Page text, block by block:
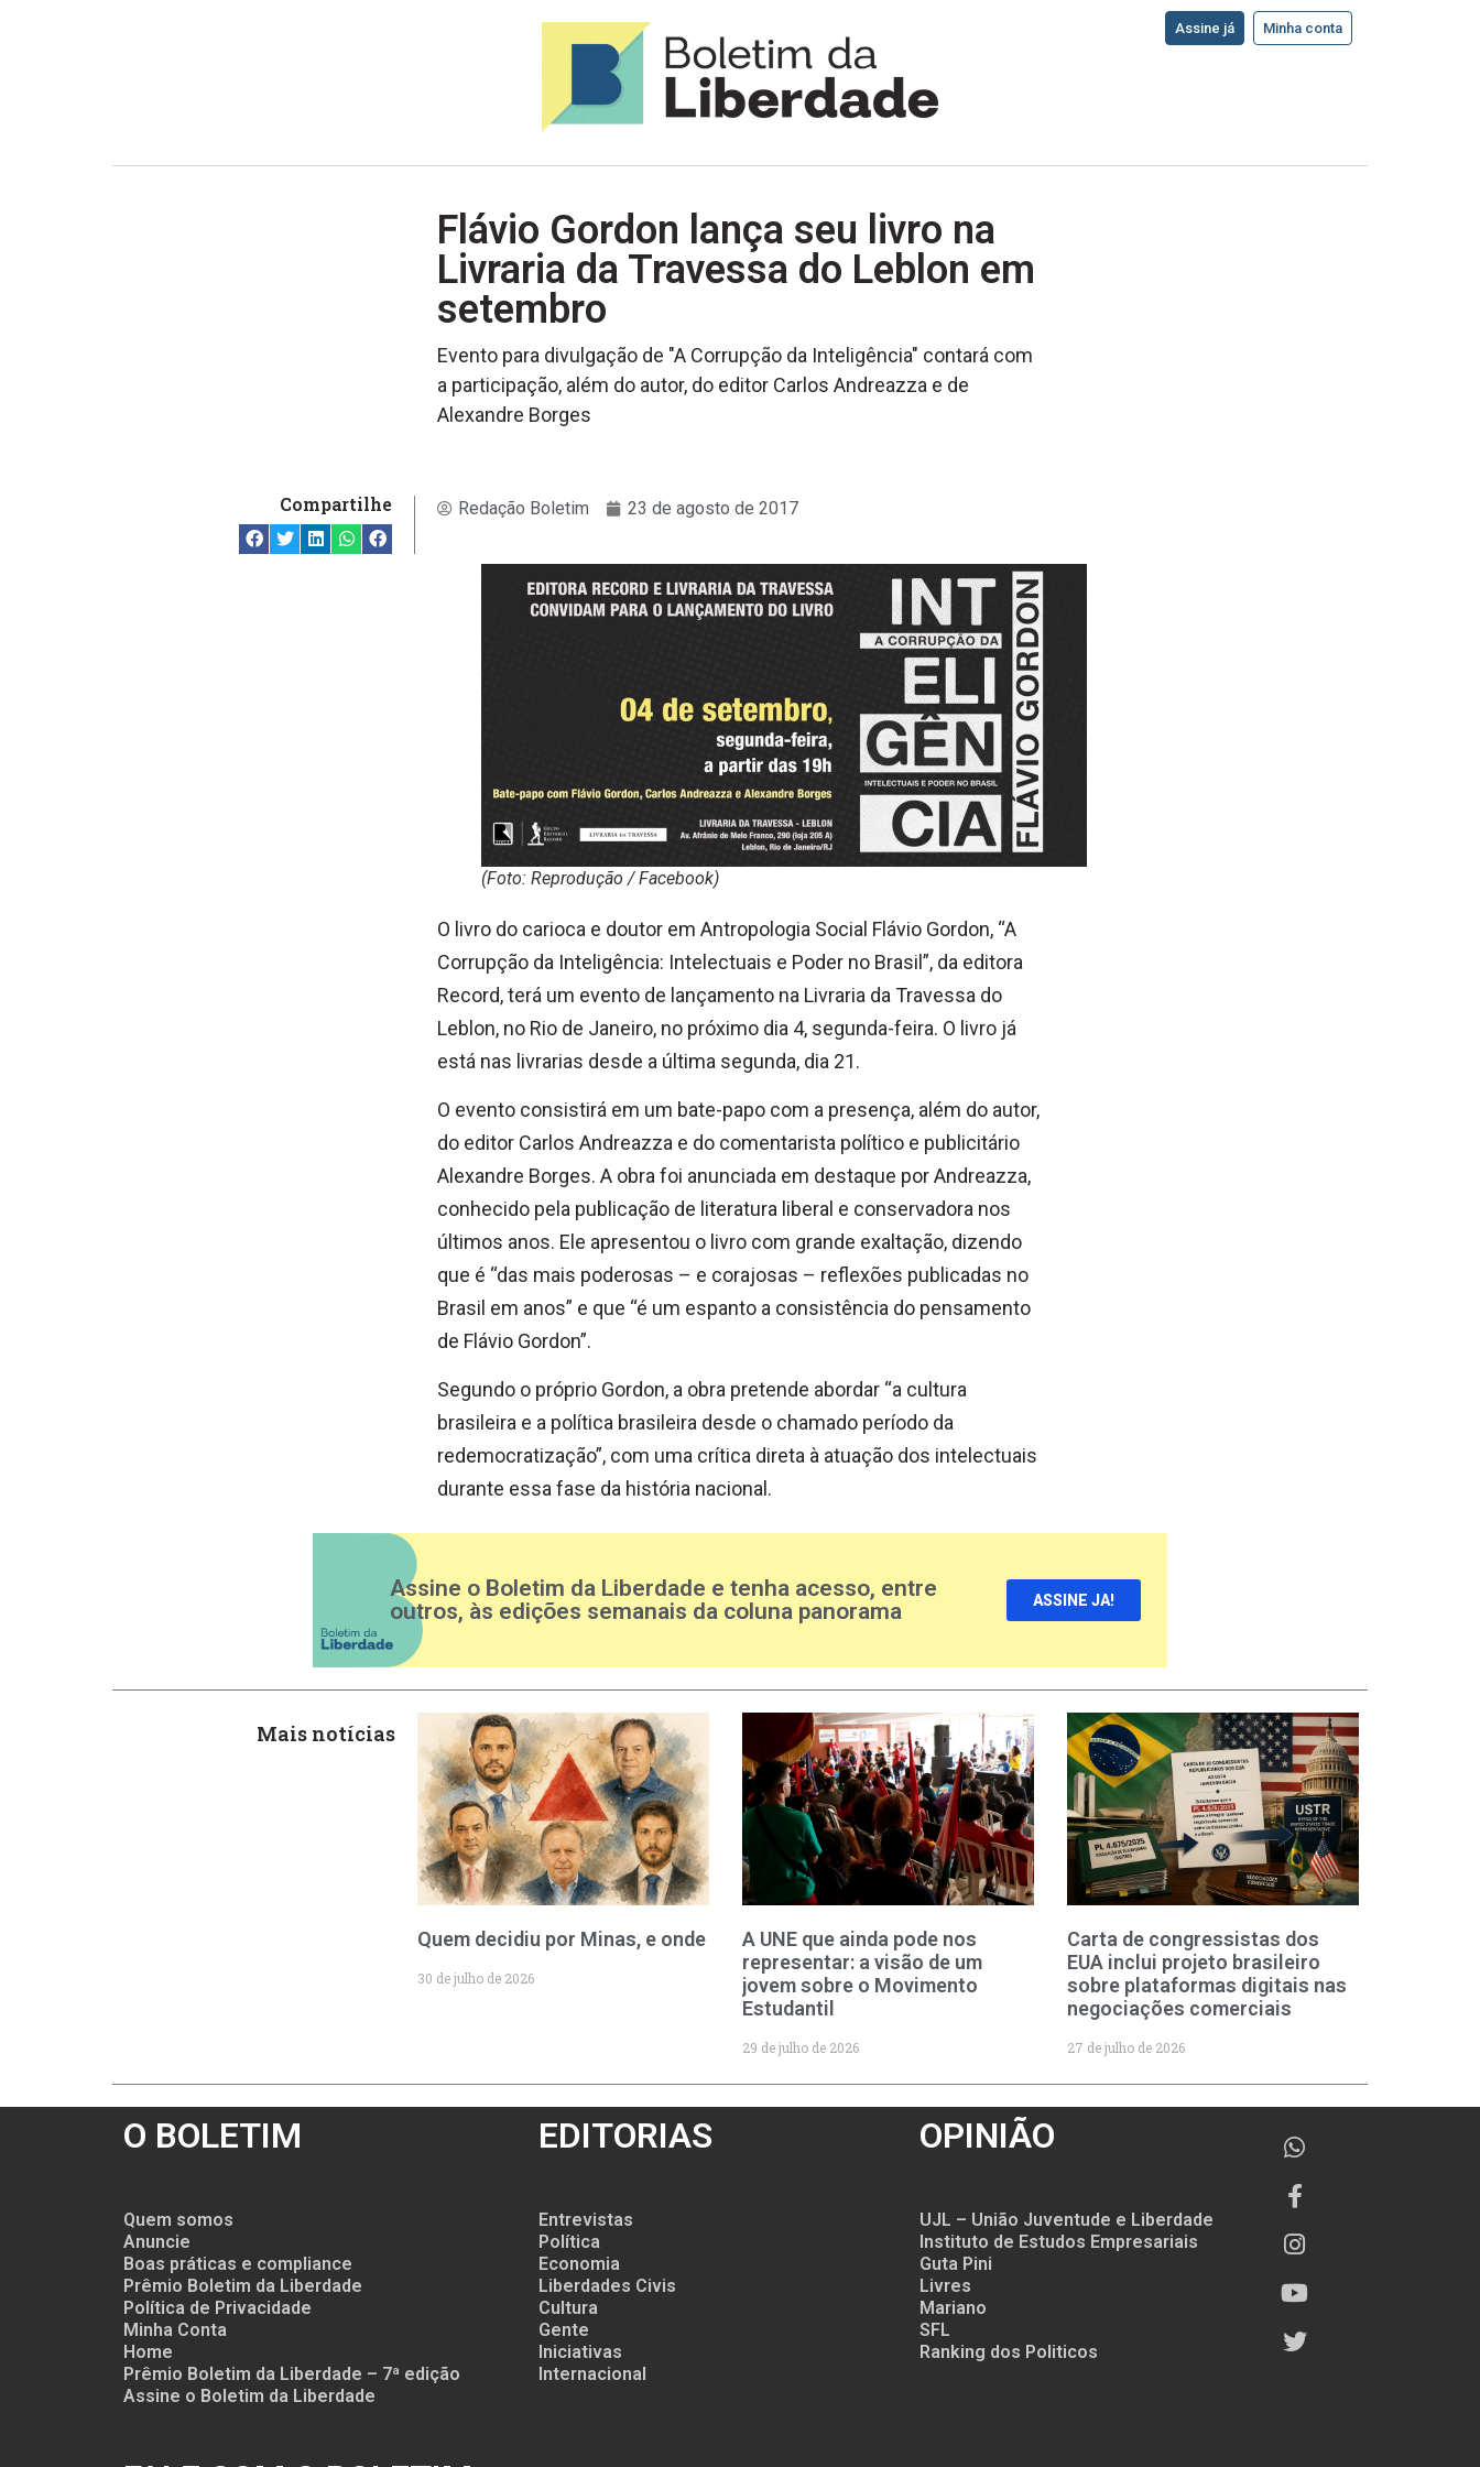
Assine já Minha conta
Flávio Gordon lança seu livro na
Livraria da Travessa do Leblon em
setembro
Evento para divulgação de "A Corrupção da Inteligência" contará com
a participação, além do autor, do editor Carlos Andreazza e de
Alexandre Borges
Compartilhe Redação Boletim 23 de agosto de 2017
(Foto: Reprodução / Facebook)
O livro do carioca e doutor em Antropologia Social Flávio Gordon, “A
Corrupção da Inteligência: Intelectuais e Poder no Brasil”, da editora
Record, terá um evento de lançamento na Livraria da Travessa do
Leblon, no Rio de Janeiro, no próximo dia 4, segunda-feira. O livro já
está nas livrarias desde a última segunda, dia 21.
O evento consistirá em um bate-papo com a presença, além do autor,
do editor Carlos Andreazza e do comentarista político e publicitário
Alexandre Borges. A obra foi anunciada em destaque por Andreazza,
conhecido pela publicação de literatura liberal e conservadora nos
últimos anos. Ele apresentou o livro com grande exaltação, dizendo
que é “das mais poderosas – e corajosas – reflexões publicadas no
Brasil em anos” e que “é um espanto a consistência do pensamento
de Flávio Gordon”.
Segundo o próprio Gordon, a obra pretende abordar “a cultura
brasileira e a política brasileira desde o chamado período da
redemocratização”, com uma crítica direta à atuação dos intelectuais
durante essa fase da história nacional.
Assine o Boletim da Liberdade e tenha acesso, entre
outros, às edições semanais da coluna panorama
ASSINE JA!
Mais notícias
Quem decidiu por Minas, e onde
30 de julho de 2026
A UNE que ainda pode nos
representar: a visão de um
jovem sobre o Movimento
Estudantil
29 de julho de 2026
Carta de congressistas dos
EUA inclui projeto brasileiro
sobre plataformas digitais nas
negociações comerciais
27 de julho de 2026
O BOLETIM
Quem somos
Anuncie
Boas práticas e compliance
Prêmio Boletim da Liberdade
Política de Privacidade
Minha Conta
Home
Prêmio Boletim da Liberdade – 7ª edição
Assine o Boletim da Liberdade
EDITORIAS
Entrevistas
Política
Economia
Liberdades Civis
Cultura
Gente
Iniciativas
Internacional
OPINIÃO
UJL – União Juventude e Liberdade
Instituto de Estudos Empresariais
Guta Pini
Livres
Mariano
SFL
Ranking dos Politicos